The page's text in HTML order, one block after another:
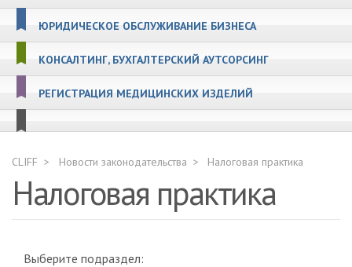
ЮРИДИЧЕСКОЕ ОБСЛУЖИВАНИЕ БИЗНЕСА
КОНСАЛТИНГ, БУХГАЛТЕРСКИЙ АУТСОРСИНГ
РЕГИСТРАЦИЯ МЕДИЦИНСКИХ ИЗДЕЛИЙ
CLIFF Новости законодательства Налоговая практика
Налоговая практика
Выберите подраздел: